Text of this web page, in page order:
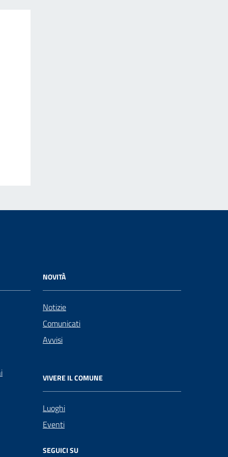
NOVITÀ
Notizie
Comunicati
Avvisi
VIVERE IL COMUNE
Luoghi
Eventi
SEGUICI SU